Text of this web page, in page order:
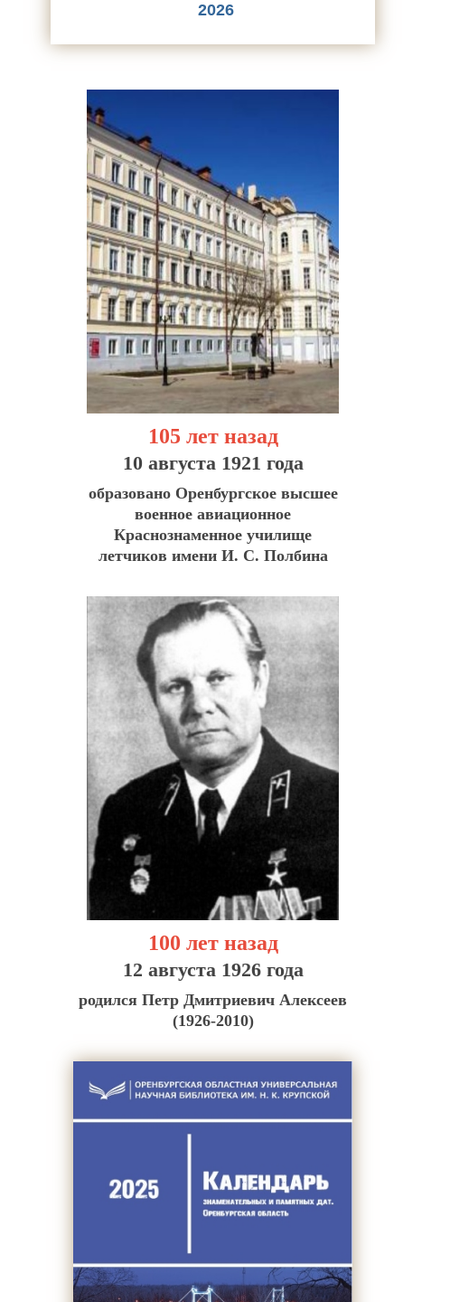
2026
105 лет назад
10 августа 1921 года
образовано Оренбургское высшее
военное авиационное
Краснознаменное училище
летчиков имени И. С. Полбина
100 лет назад
12 августа 1926 года
родился Петр Дмитриевич Алексеев
(1926-2010)